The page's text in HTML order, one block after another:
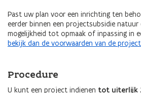
Past uw plan voor een inrichting ten
eerder binnen een projectsubsidie natuur
mogelijkheid tot opmaak of inpassing in
bekijk dan de voorwaarden van de
Procedure
U kunt een project indienen tot uiterlijk